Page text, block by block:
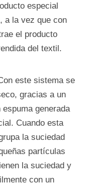
especial
a la vez que con
el producto
del textil.
este sistema se
gracias a un
generada
Cuando esta
la suciedad
partículas
la suciedad y
con un